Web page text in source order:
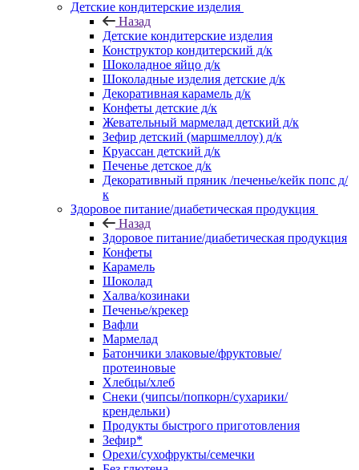
Детские кондитерские изделия
Назад
Детские кондитерские изделия
Конструктор кондитерский д/к
Шоколадное яйцо д/к
Шоколадные изделия детские д/к
Декоративная карамель д/к
Конфеты детские д/к
Жевательный мармелад детский д/к
Зефир детский (маршмеллоу) д/к
Круассан детский д/к
Печенье детское д/к
Декоративный пряник /печенье/кейк попс д/
к
Здоровое питание/диабетическая продукция
Назад
Здоровое питание/диабетическая продукция
Конфеты
Карамель
Шоколад
Халва/козинаки
Печенье/крекер
Вафли
Мармелад
Батончики злаковые/фруктовые/
протеиновые
Хлебцы/хлеб
Снеки (чипсы/попкорн/сухарики/
крендельки)
Продукты быстрого приготовления
Зефир*
Орехи/сухофрукты/семечки